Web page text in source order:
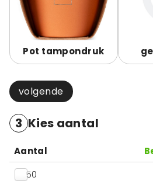
Pot tampondruk
volgende
3 Kies aantal
Aantal
50